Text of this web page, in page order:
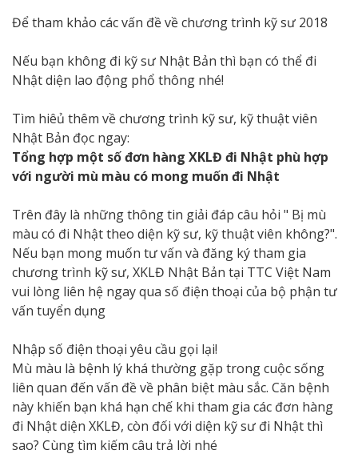
Để tham khảo các vấn đề về chương trình kỹ sư 2018
Nếu bạn không đi kỹ sư Nhật Bản thì bạn có thể đi
Nhật diện lao động phổ thông nhé!
Tìm hiêủ thêm về chương trình kỹ sư, kỹ thuật viên
Nhật Bản đọc ngay:
Tổng hợp một số đơn hàng XKLĐ đi Nhật phù hợp
với người mù màu có mong muốn đi Nhật
Trên đây là những thông tin giải đáp câu hỏi " Bị mù
màu có đi Nhật theo diện kỹ sư, kỹ thuật viên không?".
Nếu bạn mong muốn tư vấn và đăng ký tham gia
chương trình kỹ sư, XKLĐ Nhật Bản tại TTC Việt Nam
vui lòng liên hệ ngay qua số điện thoại của bộ phận tư
vấn tuyển dụng
Nhập số điện thoại yêu cầu gọi lại!
Mù màu là bệnh lý khá thường gặp trong cuộc sống
liên quan đến vấn đề về phân biệt màu sắc. Căn bệnh
này khiến bạn khá hạn chế khi tham gia các đơn hàng
đi Nhật diện XKLĐ, còn đối với diện kỹ sư đi Nhật thì
sao? Cùng tìm kiếm câu trả lời nhé